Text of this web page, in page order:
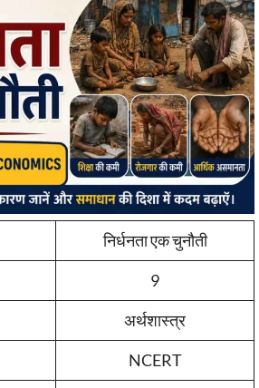
निर्धनता एक चुनौती
9
अर्थशास्त्र
NCERT